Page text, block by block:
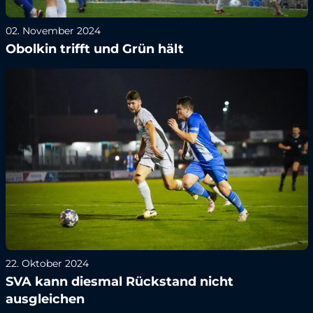
02. November 2024
Obolkin trifft und Grün hält
22. Oktober 2024
SVA kann diesmal Rückstand nicht
ausgleichen